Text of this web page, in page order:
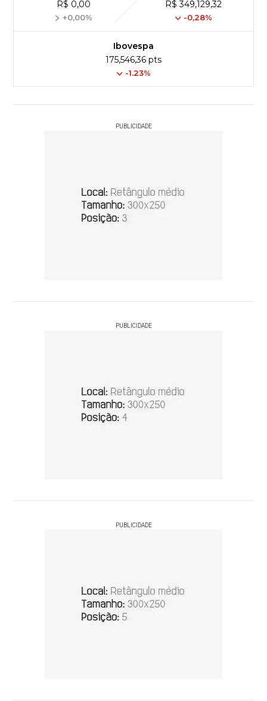
R$ 0,00
+0,00%
R$ 349,129,32
-0,28%
Ibovespa
175,546,36 pts
-1.23%
PUBLICIDADE
PUBLICIDADE
PUBLICIDADE